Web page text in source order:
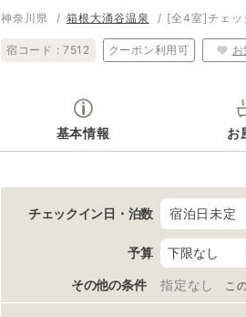
神奈川県 箱根大涌谷温泉 [全4室]チェ
宿コード : 7512 クーポン利用可
基本情報 お
チェックイン日 ・泊数 宿泊日未定
予算
その他の条件 指定なし こ